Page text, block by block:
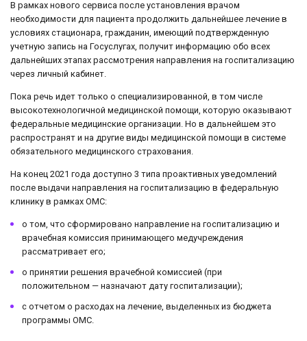
В рамках нового сервиса после установления врачом
необходимости для пациента продолжить дальнейшее лечение в
условиях стационара, гражданин, имеющий подтвержденную
учетную запись на Госуслугах, получит информацию обо всех
дальнейших этапах рассмотрения направления на госпитализацию
через личный кабинет.
Пока речь идет только о специализированной, в том числе
высокотехнологичной медицинской помощи, которую оказывают
федеральные медицинские организации. Но в дальнейшем это
распространят и на другие виды медицинской помощи в системе
обязательного медицинского страхования.
На конец 2021 года доступно 3 типа проактивных уведомлений
после выдачи направления на госпитализацию в федеральную
клинику в рамках ОМС:
о том, что сформировано направление на госпитализацию и
врачебная комиссия принимающего медучреждения
рассматривает его;
о принятии решения врачебной комиссией (при
положительном — назначают дату госпитализации);
с отчетом о расходах на лечение, выделенных из бюджета
программы ОМС.